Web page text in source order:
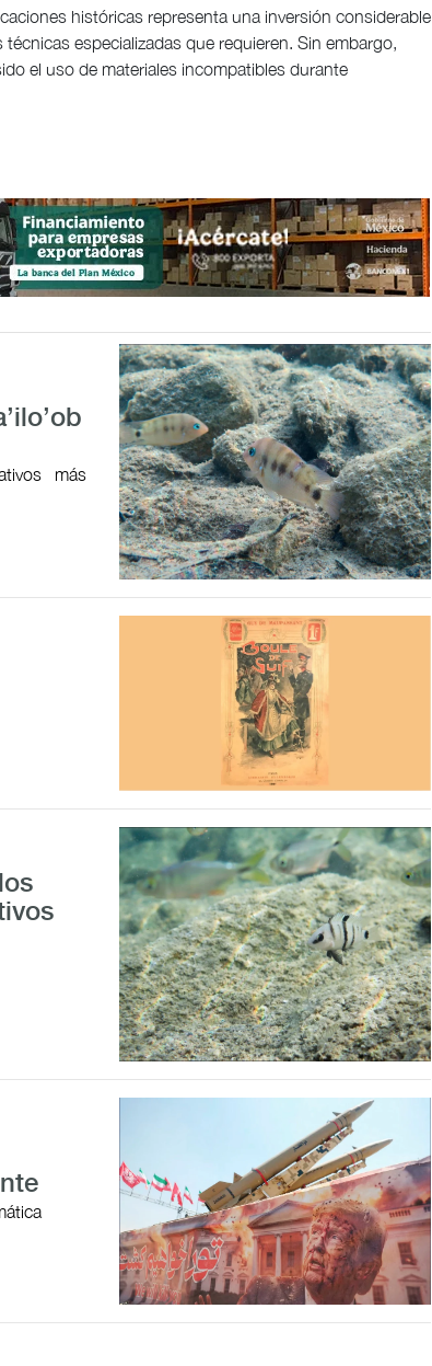
históricas representa una inversión considerable
especializadas que requieren. Sin embargo,
el uso de materiales incompatibles durante
más